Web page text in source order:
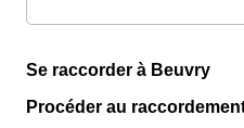
Se raccorder à Beuvry
Procéder au